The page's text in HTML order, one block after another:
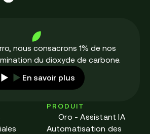
nous consacrons 1% de nos
du dioxyde de carbone.
En savoir plus
PRODUIT
Oro - Assistant IA
Automatisation des